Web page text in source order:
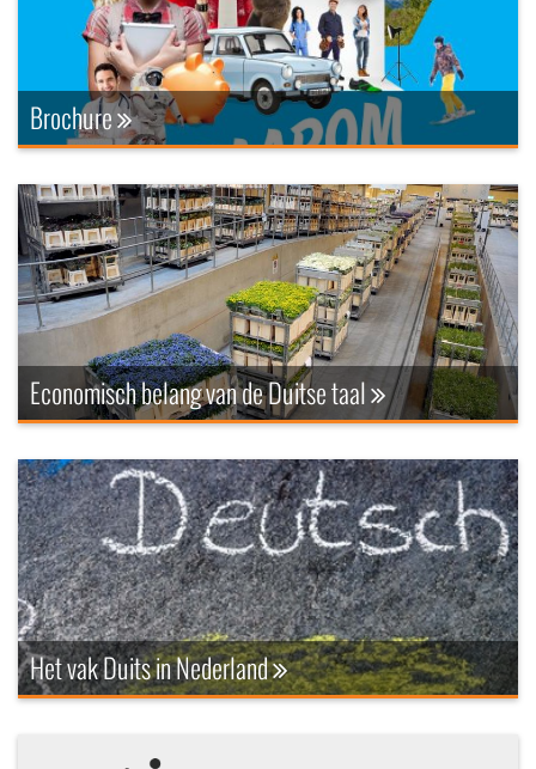
Brochure
Economisch belang van de Duitse taal
Het vak Duits in Nederland